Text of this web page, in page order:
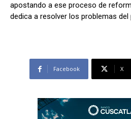
apostando a ese proceso de
dedica a resolver los problemas del
Facebook X